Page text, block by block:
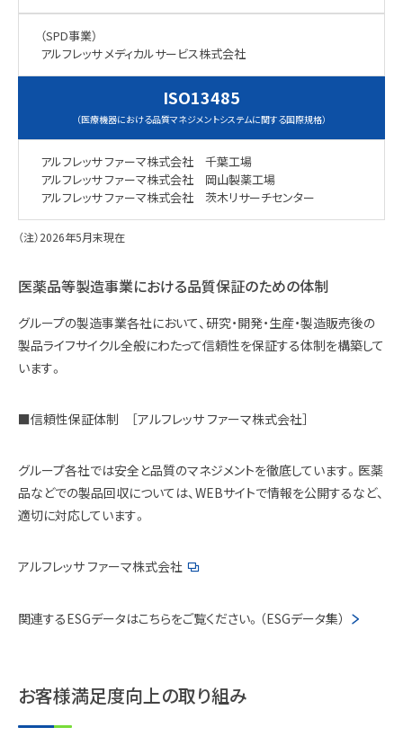
（SPD事業）
アルフレッサ メディカルサービス株式会社
ISO13485
（医療機器における品質マネジメントシステムに関する国際規格）
アルフレッサ ファーマ株式会社 千葉工場
アルフレッサ ファーマ株式会社 岡山製薬工場
アルフレッサ ファーマ株式会社 茨木リサーチセンター
（注）2026年5月末現在
医薬品等製造事業における品質保証のための体制
グループの製造事業各社において、研究・開発・生産・製造販売後の
製品ライフサイクル全般にわたって信頼性を保証する体制を構築して
います。
■信頼性保証体制 ［アルフレッサ ファーマ株式会社］
グループ各社では安全と品質のマネジメントを徹底しています。医薬
品などでの製品回収については、WEBサイトで情報を公開するなど、
適切に対応しています。
アルフレッサ ファーマ株式会社
関連するESGデータはこちらをご覧ください。（ESGデータ集）
お客様満足度向上の取り組み